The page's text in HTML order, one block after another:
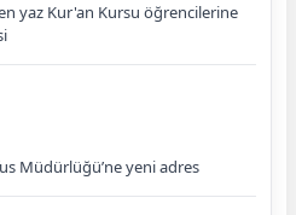
yaz Kur'an Kursu öğrencilerine
Müdürlüğü’ne yeni adres